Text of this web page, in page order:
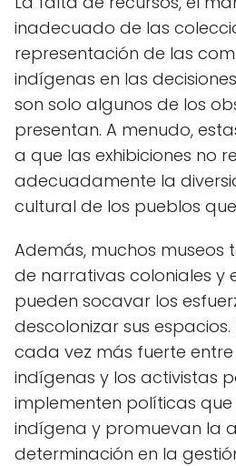
inadecuado de las
representación de las
indígenas en las
son solo algunos de los
presentan. A menudo,
a que las exhibiciones no
adecuadamente la
cultural de los pueblos
Además, muchos
de narrativas coloniales y
pueden socavar los
descolonizar sus
cada vez más fuerte
indígenas y los activistas
implementen políticas
indígena y promuevan la
determinación en la